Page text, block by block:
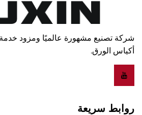
شركة تصنيع مشهورة عالميًا ومزود
أكياس الورق.
روابط سريعة